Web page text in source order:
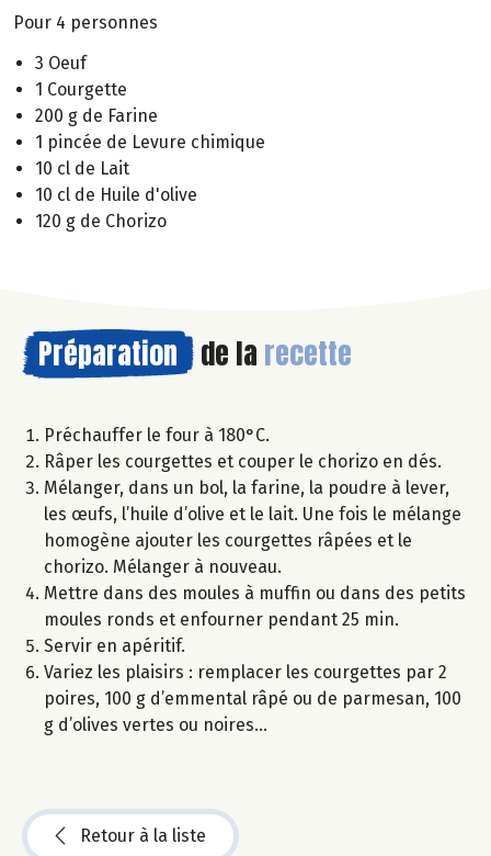
Pour 4 personnes
3 Oeuf
1 Courgette
200 g de Farine
1 pincée de Levure chimique
10 cl de Lait
10 cl de Huile d'olive
120 g de Chorizo
Préparation de la recette
Préchauffer le four à 180°C.
Râper les courgettes et couper le chorizo en dés.
Mélanger, dans un bol, la farine, la poudre à lever,
les œufs, l’huile d’olive et le lait. Une fois le mélange
homogène ajouter les courgettes râpées et le
chorizo. Mélanger à nouveau.
Mettre dans des moules à muffin ou dans des petits
moules ronds et enfourner pendant 25 min.
Servir en apéritif.
Variez les plaisirs : remplacer les courgettes par 2
poires, 100 g d’emmental râpé ou de parmesan, 100
g d’olives vertes ou noires…
Retour à la liste